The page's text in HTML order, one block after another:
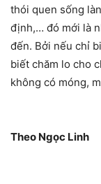
thói quen sống
định,… đó mới là
đến. Bởi nếu chỉ
biết chăm lo cho
không có móng,
Theo Ngọc Linh